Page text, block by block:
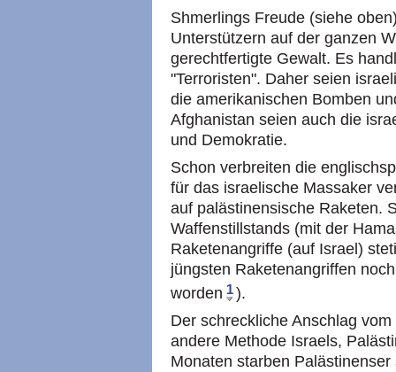
Shmerlings Freude (siehe
Unterstützern auf der ganzen
gerechtfertigte Gewalt. Es
"Terroristen". Daher seien
die amerikanischen Bomben
Afghanistan seien auch die
und Demokratie.
Schon verbreiten die
für das israelische Massaker
auf palästinensische Raketen.
Waffenstillstands (mit der
Raketenangriffe (auf Israel)
jüngsten Raketenangriffen
worden 1).
Der schreckliche Anschlag
andere Methode Israels,
Monaten starben